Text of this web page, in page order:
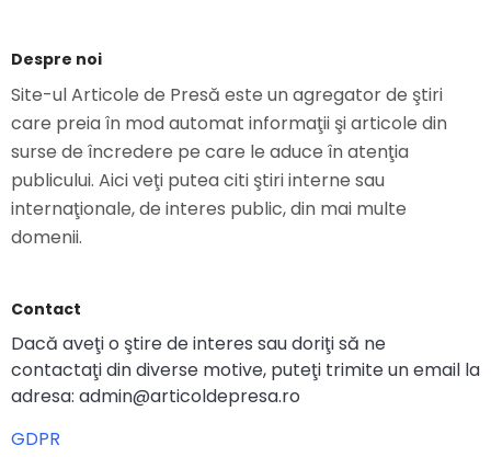
Despre noi
Site-ul Articole de Presă este un agregator de ştiri
care preia în mod automat informaţii şi articole din
surse de încredere pe care le aduce în atenţia
publicului. Aici veţi putea citi ştiri interne sau
internaţionale, de interes public, din mai multe
domenii.
Contact
Dacă aveţi o ştire de interes sau doriţi să ne
contactaţi din diverse motive, puteţi trimite un email la
adresa: admin@articoldepresa.ro
GDPR